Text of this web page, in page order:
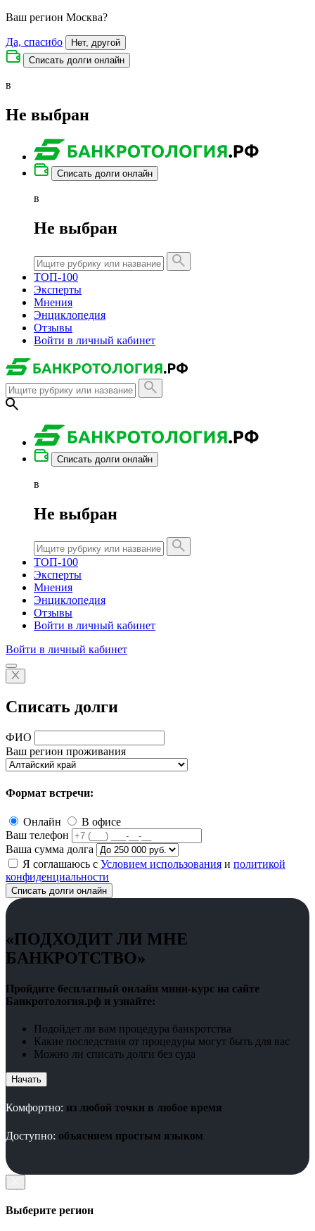
Ваш регион Москва?
Да, спасибо
Нет, другой
Списать долги онлайн
в
Не выбран
Списать долги онлайн
в
Не выбран
ТОП-100
Эксперты
Мнения
Энциклопедия
Отзывы
Войти в личный кабинет
Списать долги онлайн
в
Не выбран
ТОП-100
Эксперты
Мнения
Энциклопедия
Отзывы
Войти в личный кабинет
Войти в личный кабинет
Списать долги
ФИО
Ваш регион проживания
Формат встречи:
Онлайн
В офисе
Ваш телефон
Ваша сумма долга
Я соглашаюсь с Условием использования и политикой
конфиденциальности
Списать долги онлайн
«ПОДХОДИТ ЛИ МНЕ
БАНКРОТСТВО»
Пройдите бесплатный онлайн мини-курс на сайте
Банкротология.рф и узнайте:
Подойдет ли вам процедура банкротства
Какие последствия от процедуры могут быть для вас
Можно ли списать долги без суда
Начать
Комфортно: из любой точки в любое время
Доступно: объясняем простым языком
Выберите регион